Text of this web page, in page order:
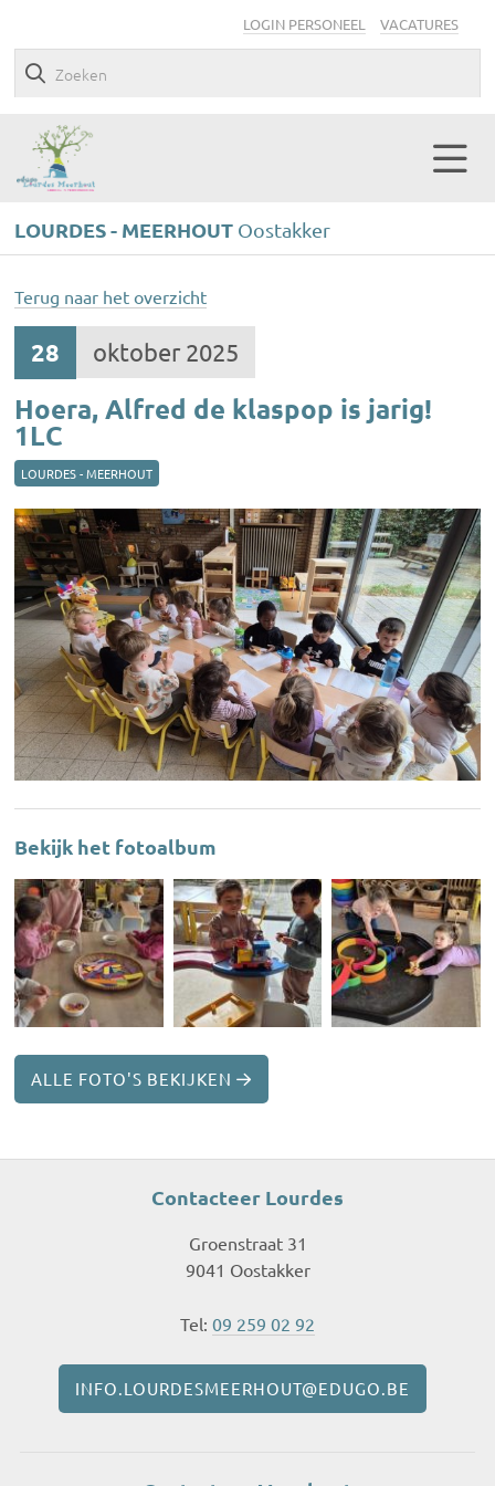
LOGIN PERSONEEL VACATURES
LOURDES - MEERHOUT Oostakker
Terug naar het overzicht
28 oktober 2025
Hoera, Alfred de klaspop is jarig!
1LC
LOURDES - MEERHOUT
Bekijk het fotoalbum
ALLE FOTO'S BEKIJKEN
Contacteer Lourdes
Groenstraat 31
9041 Oostakker
Tel: 09 259 02 92
INFO.LOURDESMEERHOUT@EDUGO.BE